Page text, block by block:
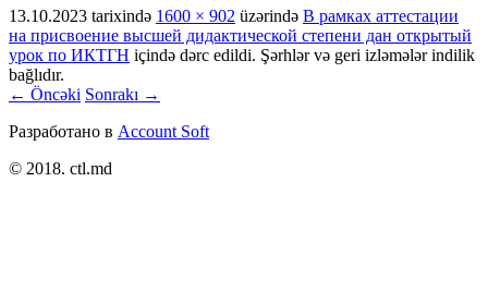
13.10.2023 tarixində 1600 × 902 üzərində В рамках аттестации
на присвоение высшей дидактической степени дан открытый
урок по ИКТГН içində dərc edildi. Şərhlər və geri izləmələr indilik
bağlıdır.
← Öncəki Sonrakı →
Разработано в Account Soft
© 2018. ctl.md